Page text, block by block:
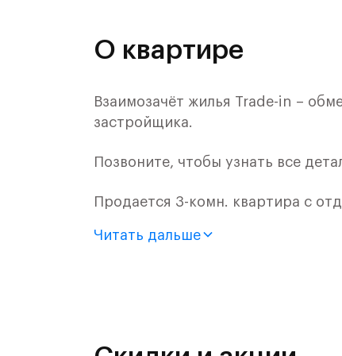
О квартире
Взаимозачёт жилья Trade-in –
застройщика.
Позвоните, чтобы узнать все
Продается 3-комн. квартира с
Читать дальше